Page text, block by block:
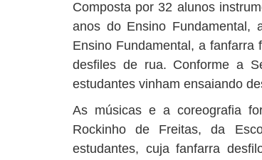
Composta por 32 alunos
anos do Ensino
Ensino Fundamental, a
desfiles de rua. Conforme a
estudantes vinham ensaiando
As músicas e a coreografia
Rockinho de Freitas, da
estudantes, cuja fanfarra